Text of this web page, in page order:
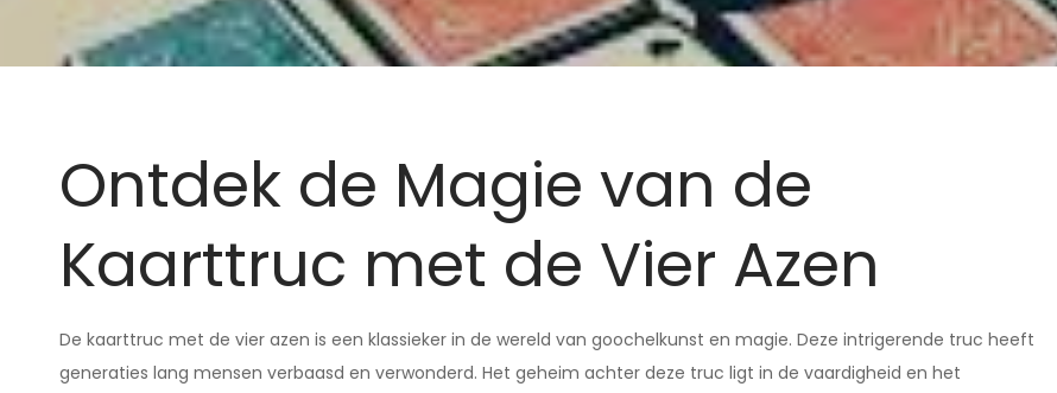
Ontdek de Magie van de
Kaarttruc met de Vier Azen
De kaarttruc met de vier azen is een klassieker in de wereld van goochelkunst en magie. Deze intrigerende truc heeft
generaties lang mensen verbaasd en verwonderd. Het geheim achter deze truc ligt in de vaardigheid en het